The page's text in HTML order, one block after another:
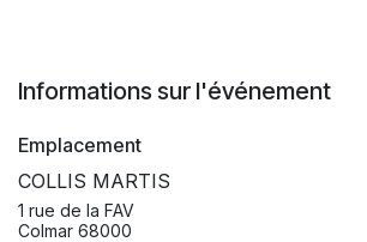
Informations sur l'événement
Emplacement
COLLIS MARTIS
1 rue de la FAV
Colmar 68000